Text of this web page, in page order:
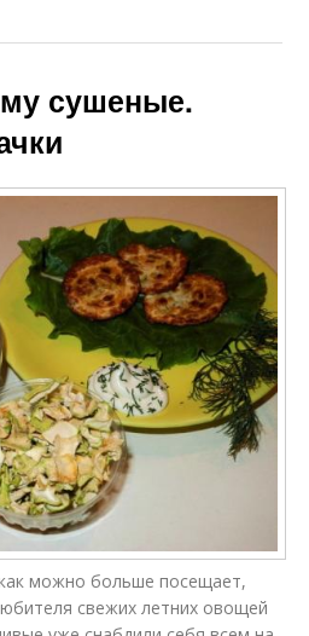
сушеные.
можно больше посещает,
свежих летних овощей